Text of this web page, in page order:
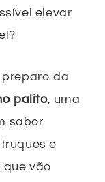
elevar
preparo da
palito, uma
sabor
e
que vão